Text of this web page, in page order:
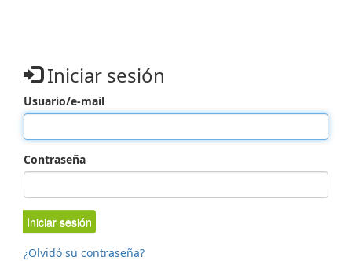
Iniciar sesión
Usuario/e-mail
Contraseña
Iniciar sesión
¿Olvidó su contraseña?